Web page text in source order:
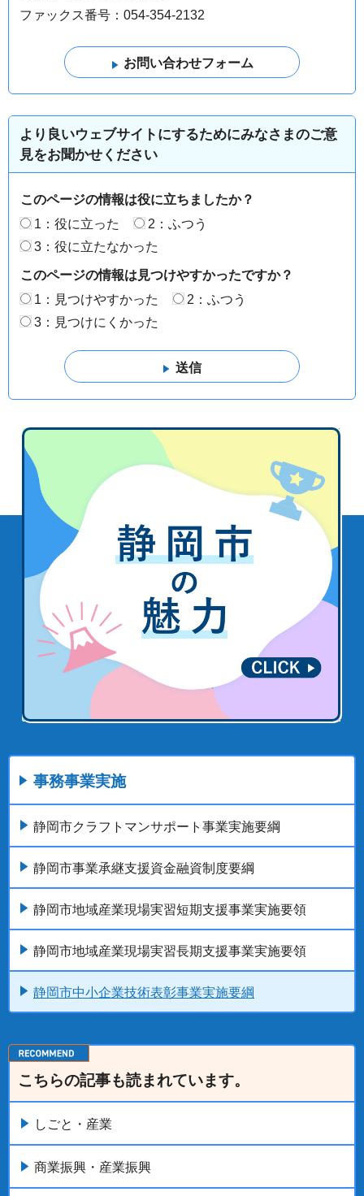
ファックス番号：054-354-2132
より良いウェブサイトにするためにみなさまのご意
見をお聞かせください
このページの情報は役に立ちましたか？
1：役に立った
2：ふつう
3：役に立たなかった
このページの情報は見つけやすかったですか？
1：見つけやすかった
2：ふつう
3：見つけにくかった
事務事業実施
静岡市クラフトマンサポート事業実施要綱
静岡市事業承継支援資金融資制度要綱
静岡市地域産業現場実習短期支援事業実施要領
静岡市地域産業現場実習長期支援事業実施要領
静岡市中小企業技術表彰事業実施要綱
こちらの記事も読まれています。
しごと・産業
商業振興・産業振興